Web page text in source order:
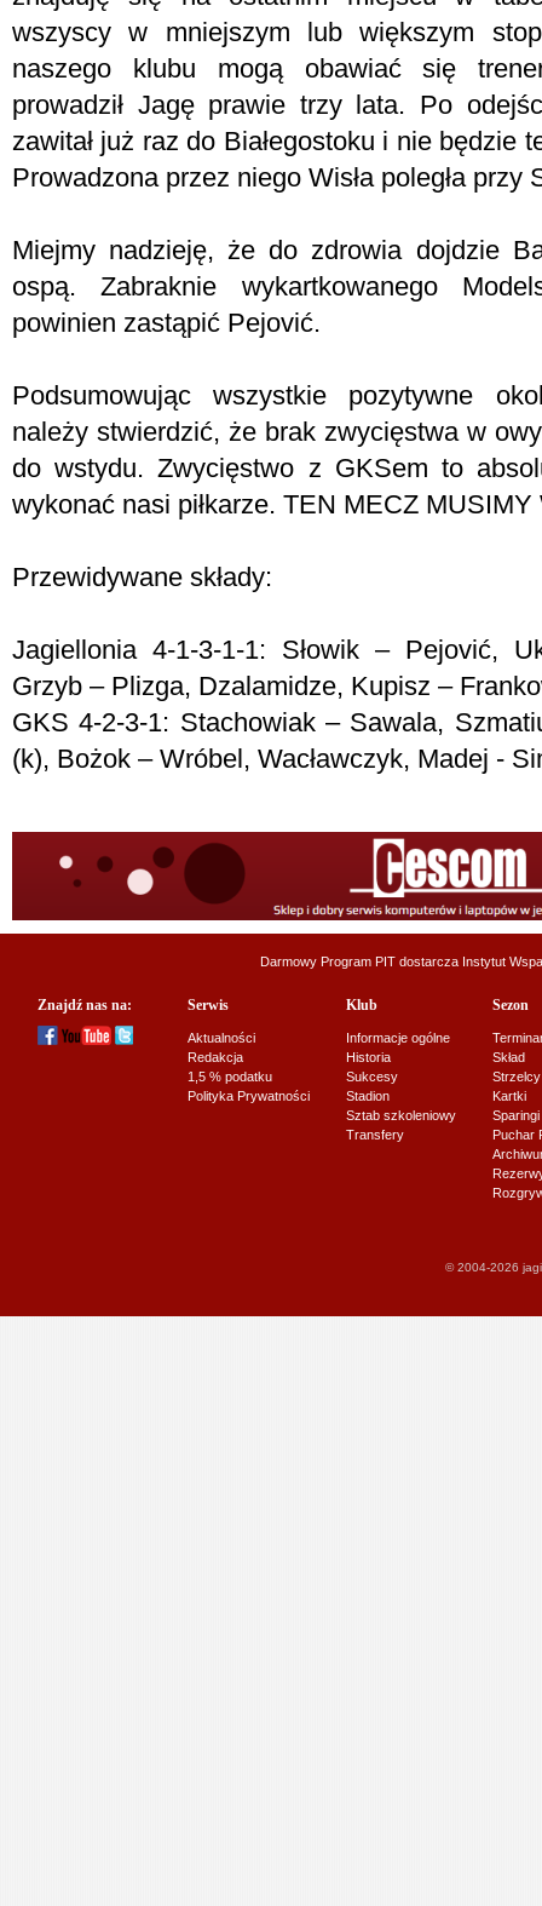
wszyscy w mniejszym lub większym
naszego klubu mogą obawiać się
prowadził Jagę prawie trzy lata. Po
zawitał już raz do Białegostoku i nie będzie
Prowadzona przez niego Wisła poległa przy
Miejmy nadzieję, że do zdrowia dojdzie
ospą. Zabraknie wykartkowanego
powinien zastąpić Pejović.
Podsumowując wszystkie pozytywne
należy stwierdzić, że brak zwycięstwa w
do wstydu. Zwycięstwo z GKSem to
wykonać nasi piłkarze. TEN MECZ
Przewidywane składy:
Jagiellonia 4-1-3-1-1: Słowik – Pejović,
Grzyb – Plizga, Dzalamidze, Kupisz –
GKS 4-2-3-1: Stachowiak – Sawala,
(k), Bożok – Wróbel, Wacławczyk, Madej -
Darmowy Program PIT dostarcza Instytut
Znajdź nas na: Serwis
Aktualności
Redakcja
1,5 % podatku
Polityka Prywatności
Klub
Informacje ogólne
Historia
Sukcesy
Stadion
Sztab szkoleniowy
Transfery
Sezon
Skład
Strzelcy
Kartki
Sparingi
Puchar
© 2004-2026